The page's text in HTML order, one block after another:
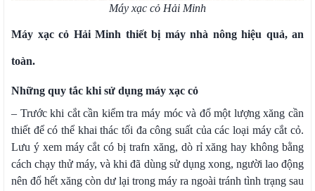
Máy xạc cỏ Hải Minh
Máy xạc cỏ Hải Minh thiết bị máy nhà nông hiệu quả, an
toàn.
Những quy tắc khi sử dụng máy xạc cỏ
– Trước khi cắt cần kiểm tra máy móc và đổ một lượng xăng cần
thiết để có thể khai thác tối đa công suất của các loại máy cắt cỏ.
Lưu ý xem máy cắt có bị trafn xăng, dò rỉ xăng hay không bằng
cách chạy thử máy, và khi đã dùng sử dụng xong, người lao động
nên đổ hết xăng còn dư lại trong máy ra ngoài tránh tình trạng sau